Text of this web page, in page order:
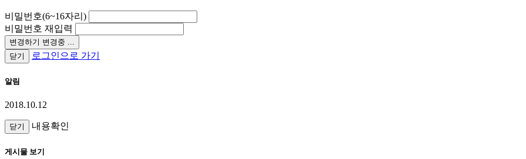
비밀번호(6~16자리)
비밀번호 재입력
변경하기 변경중 ...
닫기
로그인으로 가기
알림
2018.10.12
닫기 내용확인
게시물 보기